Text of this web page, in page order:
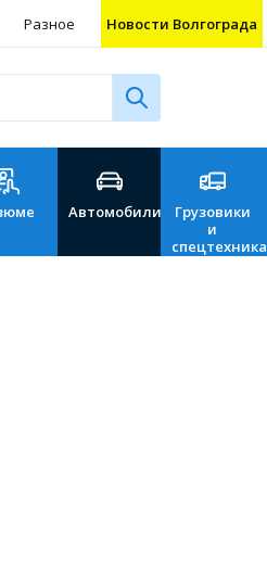
Разное Новости Волгограда
Автомобили
Грузовики
и
спецтехника